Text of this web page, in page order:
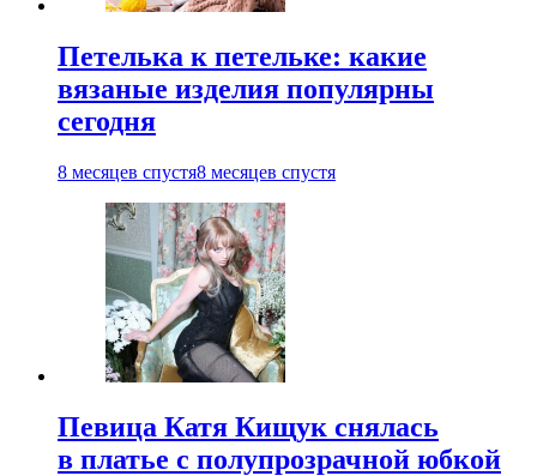
Петелька к петельке: какие
вязаные изделия популярны
сегодня
8 месяцев спустя8 месяцев спустя
Певица Катя Кищук снялась
в платье с полупрозрачной юбкой